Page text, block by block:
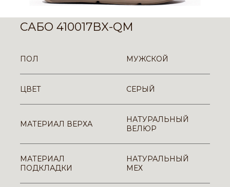
САБО 410017BX-QM
ПОЛ МУЖСКОЙ
ЦВЕТ СЕРЫЙ
МАТЕРИАЛ ВЕРХА
НАТУРАЛЬНЫЙ
ВЕЛЮР
МАТЕРИАЛ
ПОДКЛАДКИ
НАТУРАЛЬНЫЙ
МЕХ